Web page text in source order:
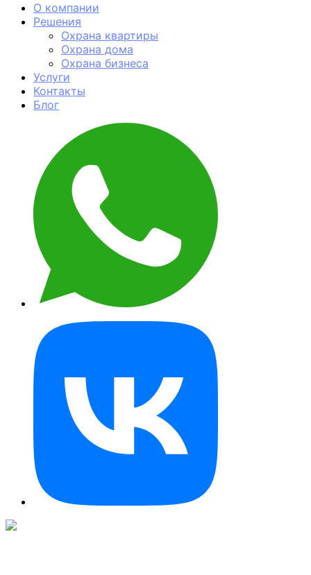
О компании
Решения
Охрана квартиры
Охрана дома
Охрана бизнеса
Услуги
Контакты
Блог